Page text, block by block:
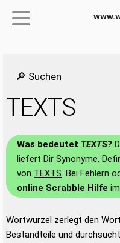
🔎 Suchen
TEXTS
Was bedeutet TEXTS?
liefert Dir Synonyme,
von TEXTS. Bei Fehlern
online Scrabble Hilfe
Wortwurzel zerlegt den
Bestandteile und